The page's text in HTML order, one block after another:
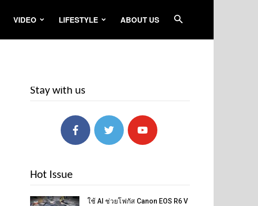
VIDEO LIFESTYLE ABOUT US
Stay with us
Hot Issue
ใช้ AI ช่วยโฟกัส Canon EOS R6 V